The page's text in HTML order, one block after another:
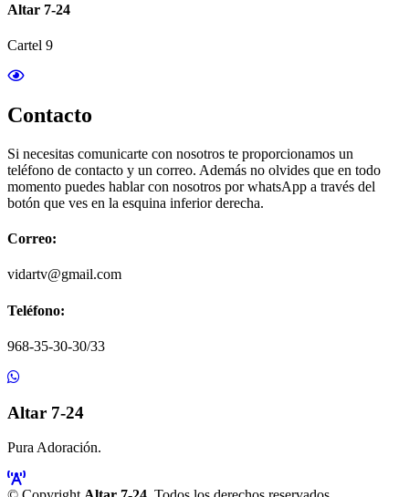
Altar 7-24
Cartel 9
Contacto
Si necesitas comunicarte con nosotros te proporcionamos un
teléfono de contacto y un correo. Además no olvides que en todo
momento puedes hablar con nosotros por whatsApp a través del
botón que ves en la esquina inferior derecha.
Correo:
vidartv@gmail.com
Teléfono:
968-35-30-30/33
Altar 7-24
Pura Adoración.